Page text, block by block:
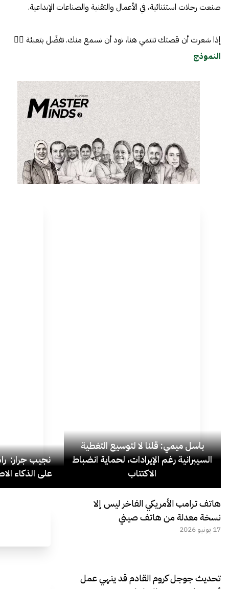
صنعت رحلات استثنائية، في الأعمال والتقنية والصناعات الإبداعية.
إذا شعرت أن قصتك تنتمي هنا، نود أن نسمع منك. تفضّل بتعبئة 👈🏼
النموذج
باسل ميمي: قلنا لا لتوسيع التغطية
السيبرانية رغم الإيرادات، لحماية انضباط
الاكتتاب
نجيب جرار:
على الذكاء
هاتف ترامب الأمريكي الفاخر ليس إلا
نسخة معدلة من هاتف صيني
17 يونيو 2026
تحديث جوجل كروم القادم قد ينهي عمل